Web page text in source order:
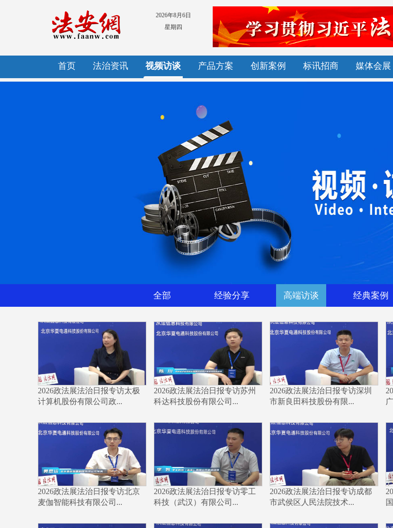
2026年8月6日
星期四
首页 法治资讯 视频访谈 产品方案 创新案例 标讯招商 媒体会展
全部 经验分享 高端访谈 经典案例
2026政法展法治日报专访太极
计算机股份有限公司政...
2026政法展法治日报专访苏州
科达科技股份有限公司...
2026政法展法治日报专访深圳
市新良田科技股份有限...
2026政法展法治日报专访北京
麦伽智能科技有限公司...
2026政法展法治日报专访零工
科技（武汉）有限公司...
2026政法展法治日报专访成都
市武侯区人民法院技术...